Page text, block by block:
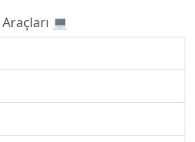
💻